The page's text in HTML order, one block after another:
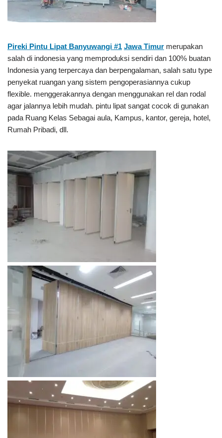
Pireki Pintu Lipat Banyuwangi #1 Jawa Timur merupakan
salah di indonesia yang memproduksi sendiri dan 100% buatan
Indonesia yang terpercaya dan berpengalaman, salah satu type
penyekat ruangan yang sistem pengoperasiannya cukup
flexible. menggerakannya dengan menggunakan rel dan rodal
agar jalannya lebih mudah. pintu lipat sangat cocok di gunakan
pada Ruang Kelas Sebagai aula, Kampus, kantor, gereja, hotel,
Rumah Pribadi, dll.